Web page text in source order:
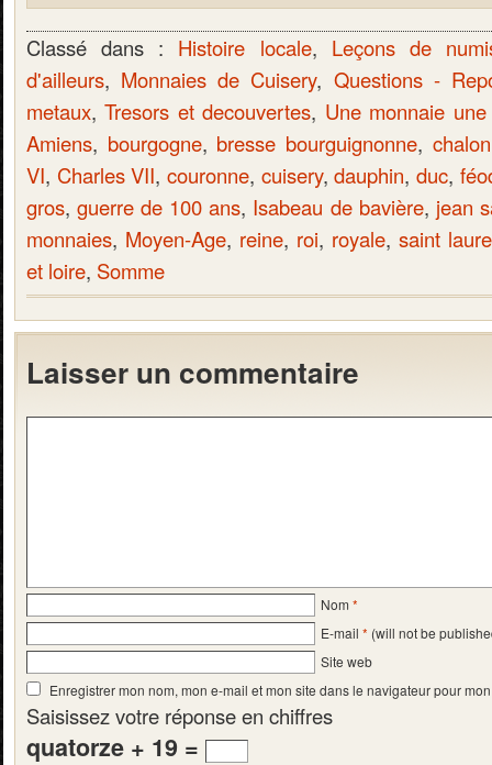
Classé dans : Histoire locale, Leçons de
d'ailleurs, Monnaies de Cuisery, Questions -
metaux,Tresors et decouvertes, Une monnaie
Amiens, bourgogne, bresse bourguignonne,
VI, Charles VII,couronne, cuisery,dauphin,duc,
gros,guerre de 100 ans, Isabeau de bavière, jean
monnaies, Moyen-Age, reine, roi, royale, saint
et loire, Somme
Laisser un commentaire
Nom *
E-mail * (will not be
Site web
Enregistrer mon nom, mon e-mail et mon site dans le navigateur pour
Saisissez votre réponse en chiffres
quatorze + 19 =